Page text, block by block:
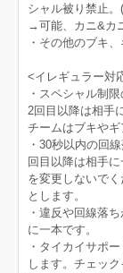
シャル被り禁止
→可能、カニ&カ
・その他のブキ
<イレギュラー対
・スペシャル制
2回目以降は相手
チームはブキやギ
・30秒以内の回
回目以降は相手
を変更しないで
とします。
・違反や回線落
に一本です。
・タイカイサポ
します。チェッ